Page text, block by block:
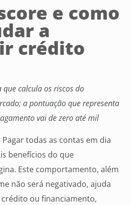
e como
a
crédito
calcula os riscos do
a pontuação que representa
vai de zero até mil
Pagar todas as contas em dia
benefícios do que
Este comportamento, além
não será negativado, ajuda
ou financiamento,